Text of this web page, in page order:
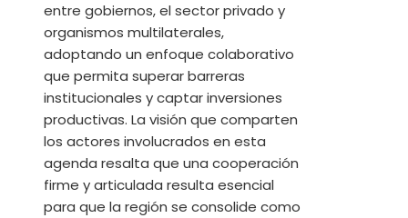
entre gobiernos, el sector privado y
organismos multilaterales,
adoptando un enfoque colaborativo
que permita superar barreras
institucionales y captar inversiones
productivas. La visión que comparten
los actores involucrados en esta
agenda resalta que una cooperación
firme y articulada resulta esencial
para que la región se consolide como